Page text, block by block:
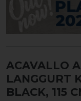
ACAVALLO
LANGGURT
BLACK, 115